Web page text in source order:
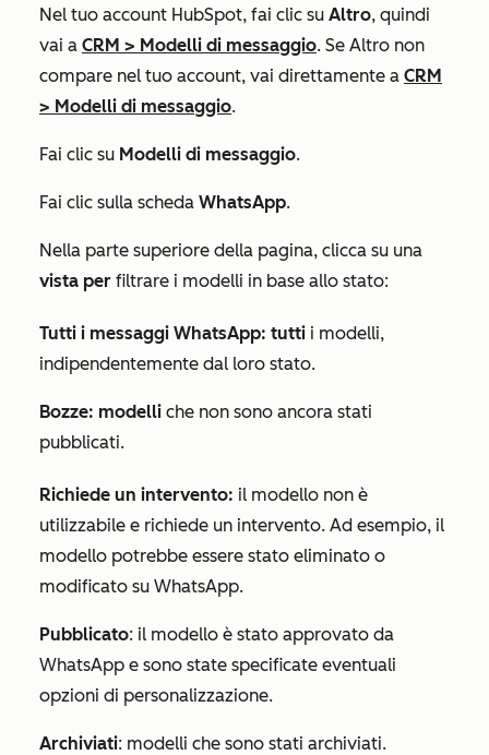
Nel tuo account HubSpot, fai clic su Altro, quindi
vai a CRM > Modelli di messaggio. Se Altro non
compare nel tuo account, vai direttamente a CRM
> Modelli di messaggio.
Fai clic su Modelli di messaggio.
Fai clic sulla scheda WhatsApp.
Nella parte superiore della pagina, clicca su una
vista per filtrare i modelli in base allo stato:
Tutti i messaggi WhatsApp: tutti i modelli,
indipendentemente dal loro stato.
Bozze: modelli che non sono ancora stati
pubblicati.
Richiede un intervento: il modello non è
utilizzabile e richiede un intervento. Ad esempio, il
modello potrebbe essere stato eliminato o
modificato su WhatsApp.
Pubblicato: il modello è stato approvato da
WhatsApp e sono state specificate eventuali
opzioni di personalizzazione.
Archiviati: modelli che sono stati archiviati.